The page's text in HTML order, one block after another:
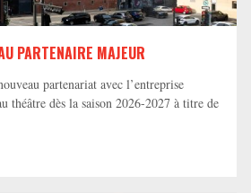
PARTENAIRE MAJEUR
partenariat avec l’entreprise
théâtre dès la saison 2026-2027 à titre de